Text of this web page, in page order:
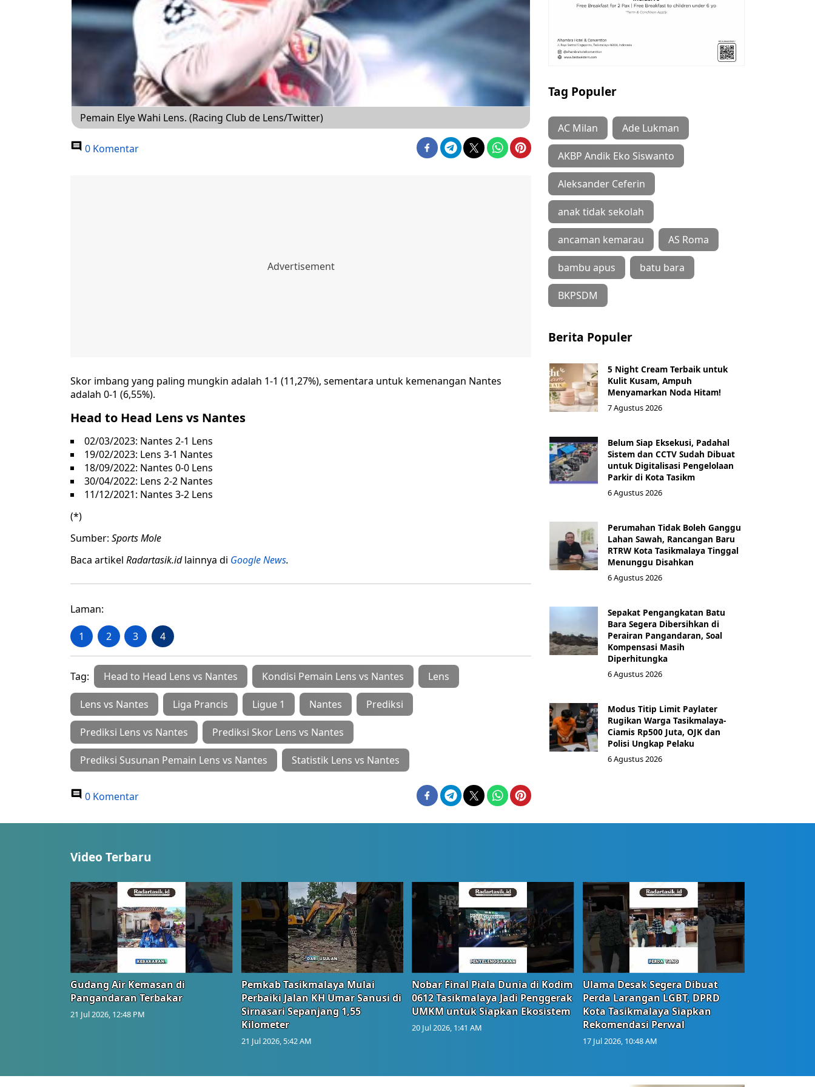
Pemain Elye Wahi Lens. (Racing Club de Lens/Twitter)
0 Komentar
Skor imbang yang paling mungkin adalah 1-1 (11,27%), sementara untuk kemenangan Nantes
adalah 0-1 (6,55%).
Head to Head Lens vs Nantes
02/03/2023: Nantes 2-1 Lens
19/02/2023: Lens 3-1 Nantes
18/09/2022: Nantes 0-0 Lens
30/04/2022: Lens 2-2 Nantes
11/12/2021: Nantes 3-2 Lens
(*)
Sumber: Sports Mole
Baca artikel Radartasik.idlainnya di Google News.
Laman:
1 2 3 4
Tag: Head to Head Lens vs Nantes Kondisi Pemain Lens vs Nantes Lens
Lens vs Nantes Liga Prancis Ligue 1 Nantes Prediksi
Prediksi Lens vs Nantes Prediksi Skor Lens vs Nantes
Prediksi Susunan Pemain Lens vs Nantes Statistik Lens vs Nantes
0 Komentar
Tag Populer
AC Milan Ade Lukman
AKBP Andik Eko Siswanto
Aleksander Ceferin
anak tidak sekolah
ancaman kemarau AS Roma
bambu apus batu bara
BKPSDM
Berita Populer
5 Night Cream Terbaik untuk
Kulit Kusam, Ampuh
Menyamarkan Noda Hitam!
7 Agustus 2026
Belum Siap Eksekusi, Padahal
Sistem dan CCTV Sudah Dibuat
untuk Digitalisasi Pengelolaan
Parkir di Kota Tasikm
6 Agustus 2026
Perumahan Tidak Boleh Ganggu
Lahan Sawah, Rancangan Baru
RTRW Kota Tasikmalaya Tinggal
Menunggu Disahkan
6 Agustus 2026
Sepakat Pengangkatan Batu
Bara Segera Dibersihkan di
Perairan Pangandaran, Soal
Kompensasi Masih
Diperhitungka
6 Agustus 2026
Modus Titip Limit Paylater
Rugikan Warga Tasikmalaya-
Ciamis Rp500 Juta, OJK dan
Polisi Ungkap Pelaku
6 Agustus 2026
Video Terbaru
Gudang Air Kemasan di
Pangandaran Terbakar
21 Jul 2026, 12:48 PM
Pemkab Tasikmalaya Mulai
Perbaiki Jalan KH Umar Sanusi di
Sirnasari Sepanjang 1,55
Kilometer
21 Jul 2026, 5:42 AM
Nobar Final Piala Dunia di Kodim
0612 Tasikmalaya Jadi Penggerak
UMKM untuk Siapkan Ekosistem
20 Jul 2026, 1:41 AM
Ulama Desak Segera Dibuat
Perda Larangan LGBT, DPRD
Kota Tasikmalaya Siapkan
Rekomendasi Perwal
17 Jul 2026, 10:48 AM